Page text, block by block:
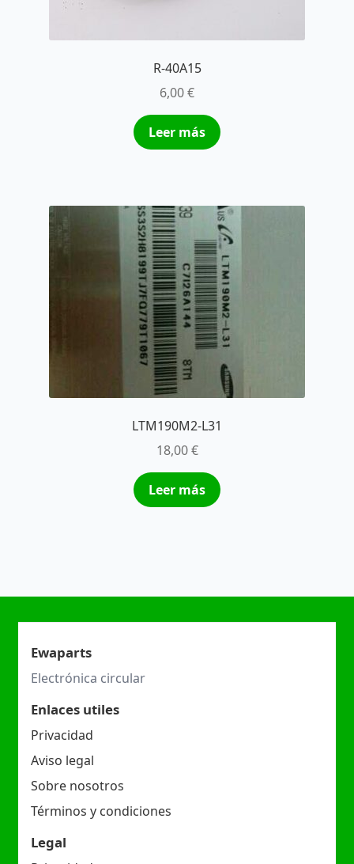
R-40A15
6,00€
Leer más
LTM190M2-L31
18,00€
Leer más
Ewaparts
Electrónica circular
Enlaces utiles
Privacidad
Aviso legal
Sobre nosotros
Términos y condiciones
Legal